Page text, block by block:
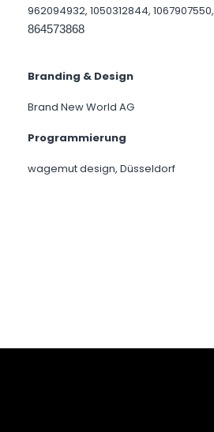
962094932, 1050312844, 1067907550,
864573868
Branding & Design
Brand New World AG
Programmierung
wagemut design, Düsseldorf